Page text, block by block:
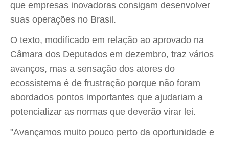
que empresas inovadoras consigam desenvolver
suas operações no Brasil.
O texto, modificado em relação ao aprovado na
Câmara dos Deputados em dezembro, traz vários
avanços, mas a sensação dos atores do
ecossistema é de frustração porque não foram
abordados pontos importantes que ajudariam a
potencializar as normas que deverão virar lei.
"Avançamos muito pouco perto da oportunidade e